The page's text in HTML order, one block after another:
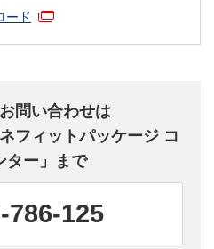
ード
問い合わせは
フィットパッケージ コ
ター」まで
786-125